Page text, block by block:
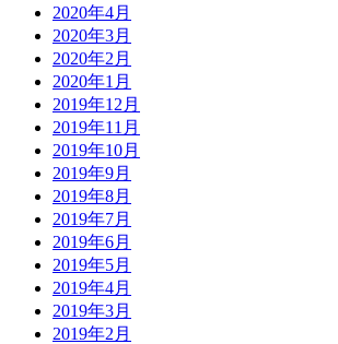
2020年4月
2020年3月
2020年2月
2020年1月
2019年12月
2019年11月
2019年10月
2019年9月
2019年8月
2019年7月
2019年6月
2019年5月
2019年4月
2019年3月
2019年2月